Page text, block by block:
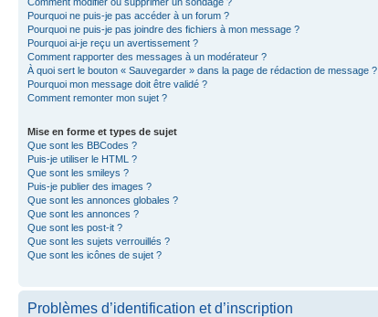
Pourquoi ne puis-je pas accéder à un forum ?
Pourquoi ne puis-je pas joindre des fichiers à mon message ?
Pourquoi ai-je reçu un avertissement ?
Comment rapporter des messages à un modérateur ?
À quoi sert le bouton « Sauvegarder » dans la page de rédaction de message ?
Pourquoi mon message doit être validé ?
Comment remonter mon sujet ?
Mise en forme et types de sujet
Que sont les BBCodes ?
Puis-je utiliser le HTML ?
Que sont les smileys ?
Puis-je publier des images ?
Que sont les annonces globales ?
Que sont les annonces ?
Que sont les post-it ?
Que sont les sujets verrouillés ?
Que sont les icônes de sujet ?
Problèmes d’identification et d’inscription